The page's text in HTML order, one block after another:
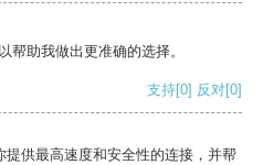
帮助我做出更准确的选择。
支持[0] 反对[0]
供最高速度和安全性的连接，并帮